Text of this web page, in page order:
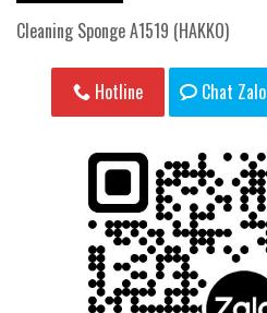
Cleaning Sponge A1519 (HAKKO)
Hotline Chat Zalo